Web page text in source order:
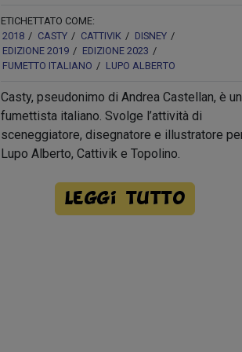
ETICHETTATO COME:
2018
CASTY CATTIVIK
DISNEY
EDIZIONE 2019
EDIZIONE 2023
FUMETTO ITALIANO
LUPO ALBERTO
Casty, pseudonimo di Andrea Castellan, è un
fumettista italiano. Svolge l’attività di
sceneggiatore, disegnatore e illustratore
Lupo Alberto, Cattivik e Topolino.
Leggi tutto